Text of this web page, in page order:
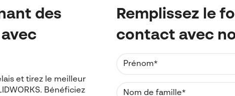
des
avec
et tirez le meilleur
Bénéficiez
Remplissez le
contact avec